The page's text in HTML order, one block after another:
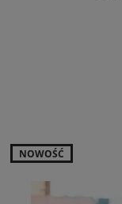
NOWOŚĆ